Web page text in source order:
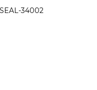
34002